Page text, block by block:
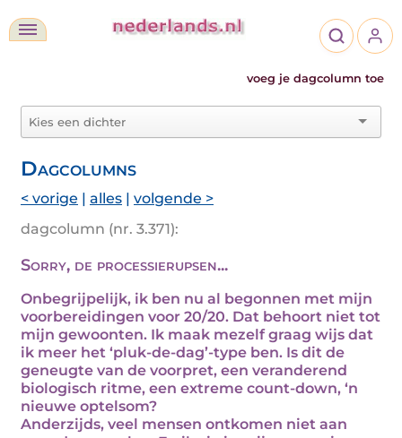
voeg je dagcolumn toe
Dagcolumns
< vorige | alles | volgende >
dagcolumn (nr. 3.371):
Sorry, de processierupsen...
Onbegrijpelijk, ik ben nu al begonnen met mijn
voorbereidingen voor 20/20. Dat behoort niet tot
mijn gewoonten. Ik maak mezelf graag wijs dat
ik meer het ‘pluk-de-dag’-type ben. Is dit de
geneugte van de voorpret, een veranderend
biologisch ritme, een extreme count-down, ‘n
nieuwe optelsom?
Anderzijds, veel mensen ontkomen niet aan